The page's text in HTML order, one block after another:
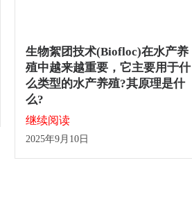
生物絮团技术(Biofloc)在水产养
殖中越来越重要，它主要用于什
么类型的水产养殖?其原理是什
么?
继续阅读
2025年9月10日